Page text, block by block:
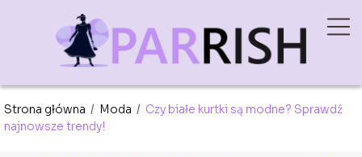
Strona główna / Moda / Czy białe kurtki są modne? Sprawdź
najnowsze trendy!